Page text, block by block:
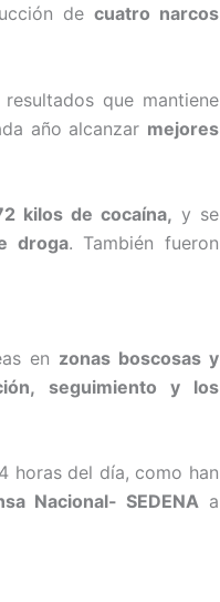
de cuatro narcos
que mantiene
año alcanzar mejores
kilos de cocaína, y se
droga. También fueron
en zonas boscosas y
seguimiento y los
horas del día, como han
Nacional- SEDENA a